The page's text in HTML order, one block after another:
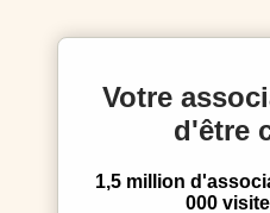
Votre association mérite
d'être
1,5 million
000